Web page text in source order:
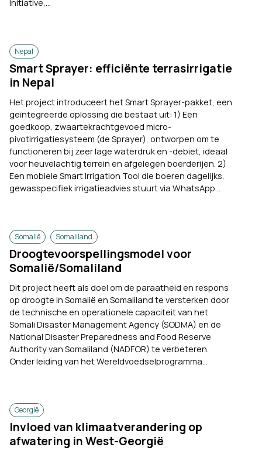
Nepal
Smart Sprayer: efficiënte terrasirrigatie
in Nepal
Het project introduceert het Smart Sprayer-pakket, een
geïntegreerde oplossing die bestaat uit: 1) Een
goedkoop, zwaartekrachtgevoed micro-
pivotirrigatiesysteem (de Sprayer), ontworpen om te
functioneren bij zeer lage waterdruk en -debiet, ideaal
voor heuvelachtig terrein en afgelegen boerderijen. 2)
Een mobiele Smart Irrigation Tool die boeren dagelijks,
gewasspecifiek irrigatieadvies stuurt via WhatsApp...
Somalië Somaliland
Droogtevoorspellingsmodel voor
Somalië/Somaliland
Dit project heeft als doel om de paraatheid en respons
op droogte in Somalië en Somaliland te versterken door
de technische en operationele capaciteit van het
Somali Disaster Management Agency (SODMA) en de
National Disaster Preparedness and Food Reserve
Authority van Somaliland (NADFOR) te verbeteren.
Onder leiding van het Wereldvoedselprogramma...
Georgië
Invloed van klimaatverandering op
afwatering in West-Georgië